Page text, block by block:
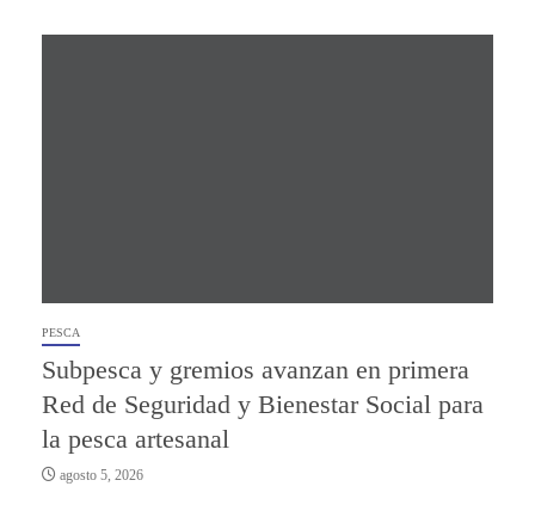
PESCA
Subpesca y gremios avanzan en primera
Red de Seguridad y Bienestar Social para
la pesca artesanal
agosto 5, 2026